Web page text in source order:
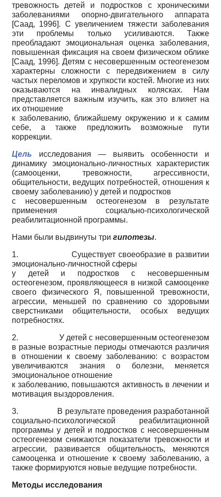
тревожность детей и подростков с хроническими
заболеваниями опорно-двигательного аппарата
[Саад, 1996]. С увеличением тяжести заболевания
эти проблемы только усиливаются. Также
преобладают эмоциональная оценка заболевания,
повышенная фиксация на своем физическом облике
[Саад, 1996]. Детям с несовершенным остеогенезом
характерны сложности с передвижением в силу
частых переломов и хрупкости костей. Многие из них
оказываются на инвалидных колясках. Нам
представляется важным изучить, как это влияет на
их отношение
к заболеванию, ближайшему окружению и к самим
себе, а также предложить возможные пути
коррекции.
Цель исследования — выявить особенности и
динамику эмоционально-личностных характеристик
(самооценки, тревожности, агрессивности,
общительности, ведущих потребностей, отношения к
своему заболеванию) у детей и подростков
с несовершенным остеогенезом в результате
применения социально-психологической
реабилитационной программы.
Нами были выдвинуты три гипотезы.
1. Существует своеобразие в развитии
эмоционально-личностной сферы
у детей и подростков с несовершенным
остеогенезом, проявляющееся в низкой самооценке
своего физического Я, повышенной тревожности,
агрессии, меньшей по сравнению со здоровыми
сверстниками общительности, особых ведущих
потребностях.
2. У детей с несовершенным остеогенезом
в разные возрастные периоды отмечаются различия
в отношении к своему заболеванию: с возрастом
увеличиваются знания о болезни, меняется
эмоциональное отношение
к заболеванию, повышаются активность в лечении и
мотивация выздоровления.
3. В результате проведения разработанной
социально-психологической реабилитационной
программы у детей и подростков с несовершенным
остеогенезом снижаются показатели тревожности и
агрессии, развивается общительность, меняются
самооценка и отношение к своему заболеванию, а
также формируются новые ведущие потребности.
Методы исследования